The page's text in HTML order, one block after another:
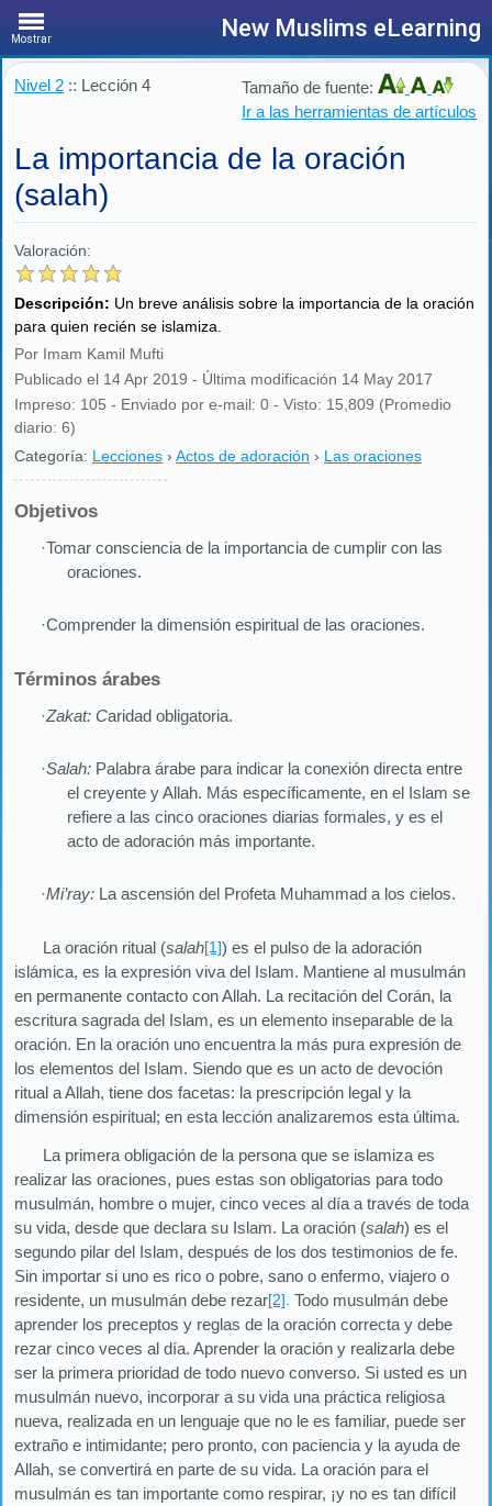
Mostrar New Muslims eLearning
Nivel 2 :: Lección 4
Tamaño de fuente:
Ir a las herramientas de artículos
La importancia de la oración
(salah)
Valoración:
Descripción: Un breve análisis sobre la importancia de la oración
para quien recién se islamiza.
Por Imam Kamil Mufti
Publicado el 14 Apr 2019 - Última modificación 14 May 2017
Impreso: 105 - Enviado por e-mail: 0 - Visto: 15,809 (Promedio
diario: 6)
Categoría: Lecciones › Actos de adoración › Las oraciones
Objetivos
·Tomar consciencia de la importancia de cumplir con las
oraciones.
·Comprender la dimensión espiritual de las oraciones.
Términos árabes
·Zakat: Caridad obligatoria.
·Salah: Palabra árabe para indicar la conexión directa entre
el creyente y Allah. Más específicamente, en el Islam se
refiere a las cinco oraciones diarias formales, y es el
acto de adoración más importante.
·Mi’ray: La ascensión del Profeta Muhammad a los cielos.
La oración ritual (salah[1]) es el pulso de la adoración
islámica, es la expresión viva del Islam. Mantiene al musulmán
en permanente contacto con Allah. La recitación del Corán, la
escritura sagrada del Islam, es un elemento inseparable de la
oración. En la oración uno encuentra la más pura expresión de
los elementos del Islam. Siendo que es un acto de devoción
ritual a Allah, tiene dos facetas: la prescripción legal y la
dimensión espiritual; en esta lección analizaremos esta última.
La primera obligación de la persona que se islamiza es
realizar las oraciones, pues estas son obligatorias para todo
musulmán, hombre o mujer, cinco veces al día a través de toda
su vida, desde que declara su Islam. La oración (salah) es el
segundo pilar del Islam, después de los dos testimonios de fe.
Sin importar si uno es rico o pobre, sano o enfermo, viajero o
residente, un musulmán debe rezar[2] Todo musulmán debe
aprender los preceptos y reglas de la oración correcta y debe
rezar cinco veces al día. Aprender la oración y realizarla debe
ser la primera prioridad de todo nuevo converso. Si usted es un
musulmán nuevo, incorporar a su vida una práctica religiosa
nueva, realizada en un lenguaje que no le es familiar, puede ser
extraño e intimidante; pero pronto, con paciencia y la ayuda de
Allah, se convertirá en parte de su vida. La oración para el
musulmán es tan importante como respirar, ¡y no es tan difícil